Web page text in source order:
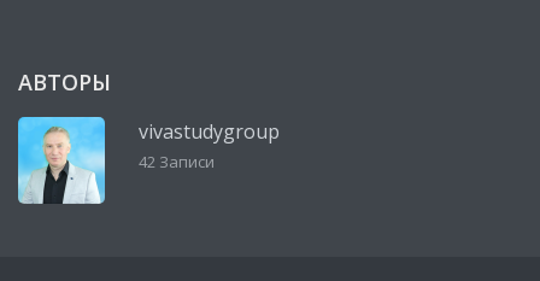
АВТОРЫ
vivastudygroup
42 Записи